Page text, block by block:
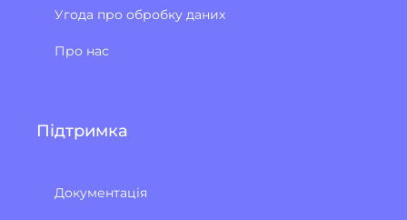
Угода про обробку даних
Про нас
Підтримка
Документація